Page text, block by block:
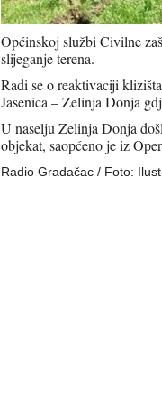
Općinskoj službi Civilne
slijeganje terena.
Radi se o reaktivaciji
Jasenica – Zelinja Donja
U naselju Zelinja Donja
objekat, saopćeno je iz
Radio Gradačac / Foto: